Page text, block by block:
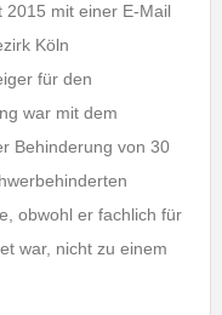
2015 mit einer E-Mail
Köln
für den
war mit dem
Behinderung von 30
obwohl er fachlich für
war, nicht zu einem